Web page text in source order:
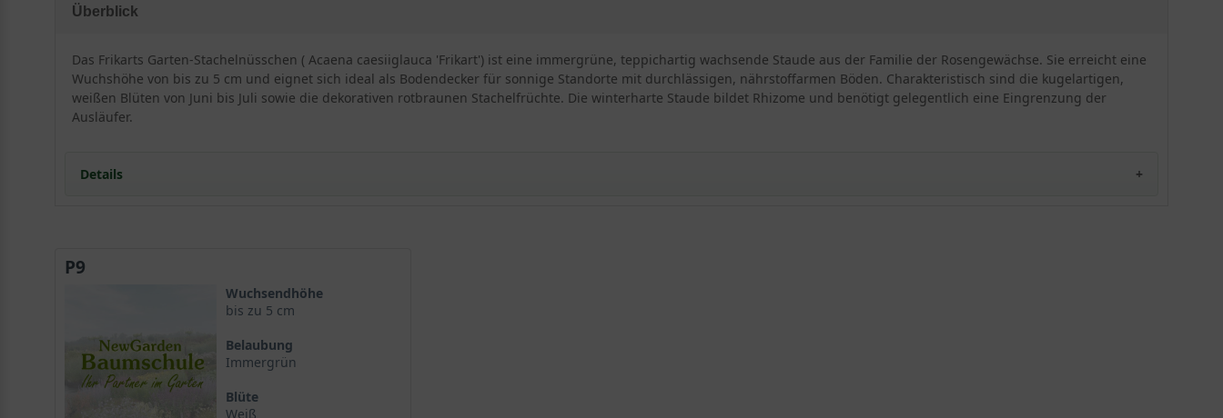
Bepflanzung von Stein- und Staudengärten, als
ansprechende Bodenbegrünung oder für eine
dauerhafte Grabbepflanzung. Besonders wohl
fühlt sich die zu den Rosengewächsen gehörende
Überblick
Das Frikarts Garten-Stachelnüsschen ( Acaena caesiiglauca 'Frikart') ist eine immergrüne, teppichartig wachsende Staude aus der Familie der Rosengewächse. Sie erreicht eine
Wuchshöhe von bis zu 5 cm und eignet sich ideal als Bodendecker für sonnige Standorte mit durchlässigen, nährstoffarmen Böden. Charakteristisch sind die kugelartigen,
weißen Blüten von Juni bis Juli sowie die dekorativen rotbraunen Stachelfrüchte. Die winterharte Staude bildet Rhizome und benötigt gelegentlich eine Eingrenzung der
Ausläufer.
Details
Ansprüche von Acaena caesiiglauca
Bodenbeschaffenheit und Vorbereitung
Blüte und Blattwerk von Frikarts Garten-Stachelnüsschen
Verwendung im Garten
Bodendecker und Trockenmauern
Grabbepflanzung und Steingärten
P9
Wuchsendhöhe
bis zu 5 cm
Belaubung
Immergrün
Blüte
Weiß